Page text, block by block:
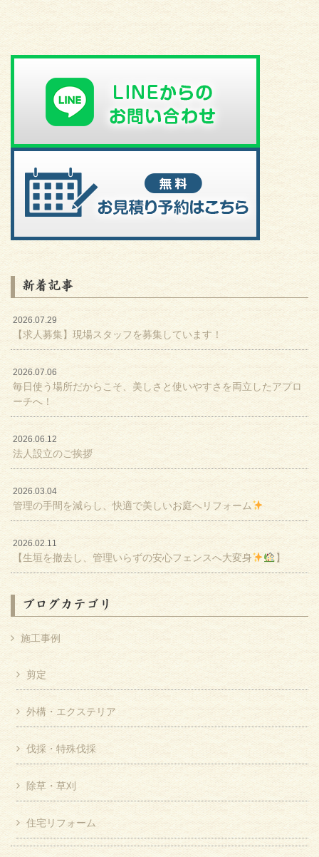
新着記事
2026.07.29
【求人募集】現場スタッフを募集しています！
2026.07.06
毎日使う場所だからこそ、美しさと使いやすさを両立したアプロ
ーチへ！
2026.06.12
法人設立のご挨拶
2026.03.04
管理の手間を減らし、快適で美しいお庭へリフォーム
2026.02.11
【生垣を撤去し、管理いらずの安心フェンスへ大変身 】
ブログカテゴリ
施工事例
剪定
外構・エクステリア
伐採・特殊伐採
除草・草刈
住宅リフォーム